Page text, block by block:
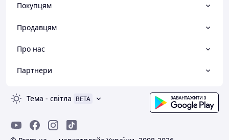
Покупцям
Продавцям
Про нас
Партнери
Тема - світла BETA